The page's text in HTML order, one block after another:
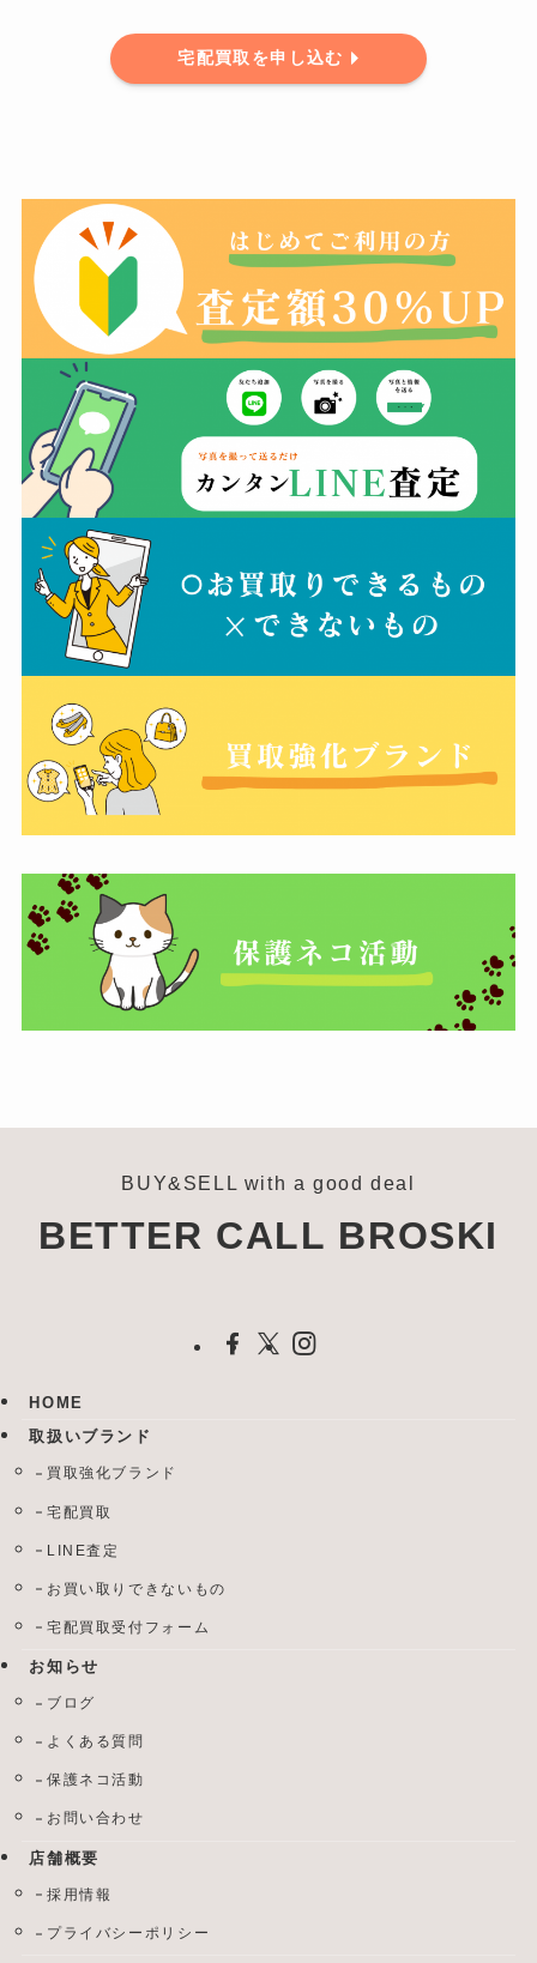
宅配買取を申し込む
BUY&SELL with a good deal
BETTER CALL BROSKI
HOME
取扱いブランド
買取強化ブランド
宅配買取
LINE査定
お買い取りできないもの
宅配買取受付フォーム
お知らせ
ブログ
よくある質問
保護ネコ活動
お問い合わせ
店舗概要
採用情報
プライバシーポリシー